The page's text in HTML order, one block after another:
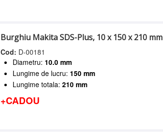
Burghiu Makita SDS-Plus, 10 x 150 x 210 mm
Cod: D-00181
Diametru: 10.0 mm
Lungime de lucru: 150 mm
Lungime totala:210 mm
+CADOU